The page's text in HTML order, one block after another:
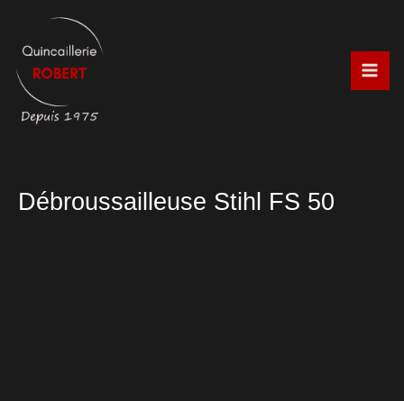
contenu
Débroussailleuse Stihl FS 50